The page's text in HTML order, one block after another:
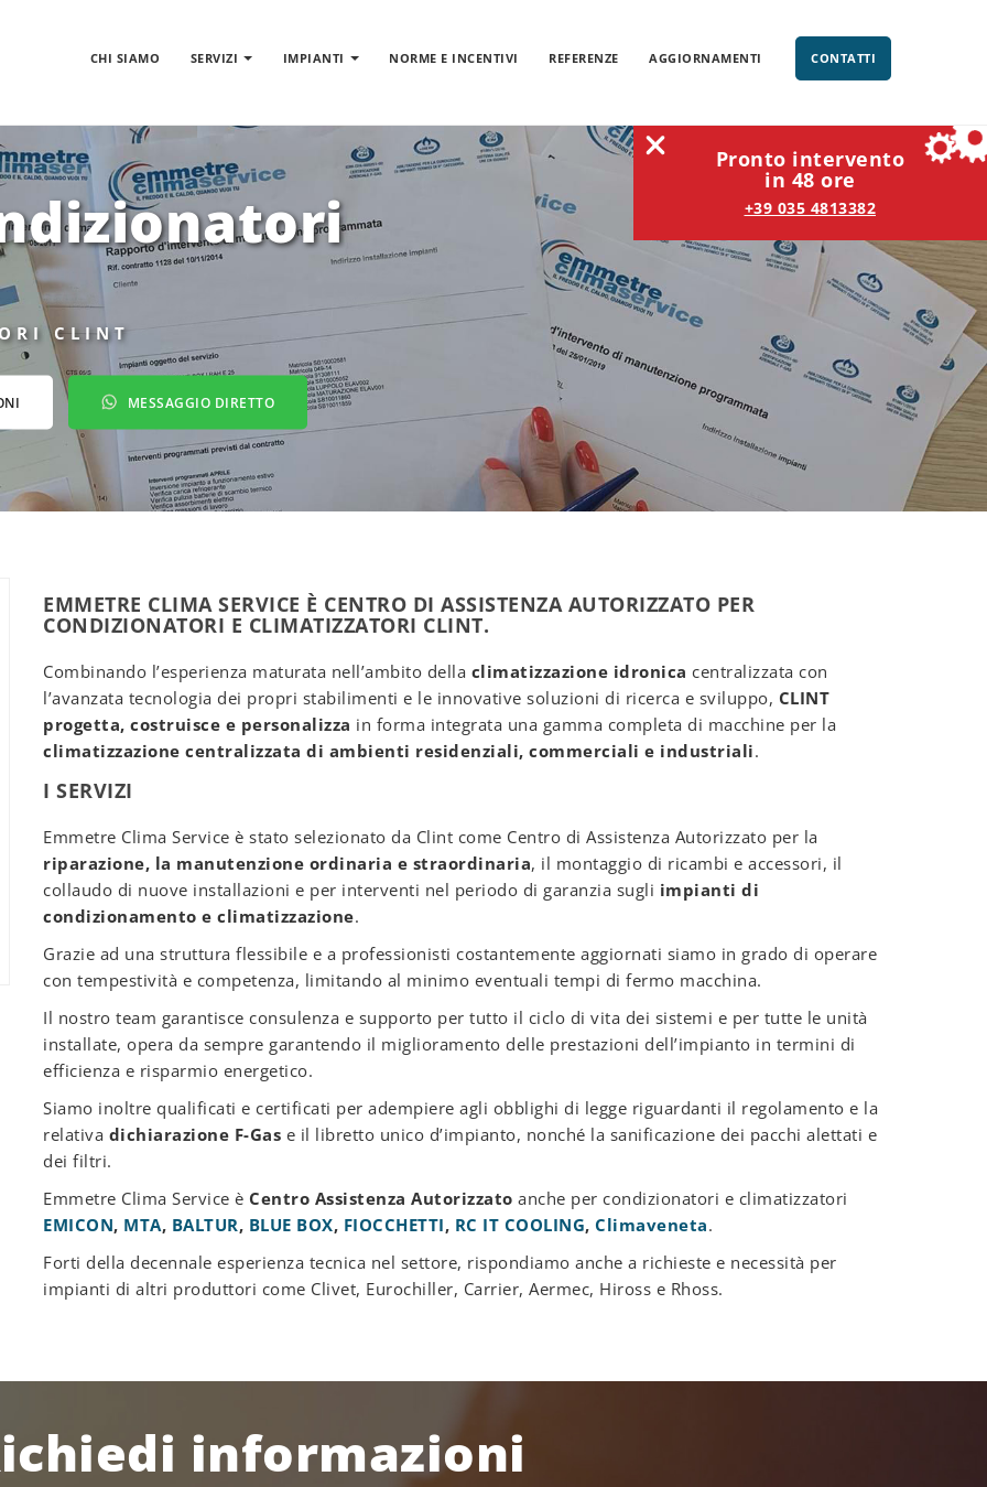
CHI SIAMO SERVIZI IMPIANTI NORME E INCENTIVI REFERENZE AGGIORNAMENTI CONTATTI
Pronto intervento
in 48 ore
+39 035 4813382
CLINT
MESSAGGIO DIRETTO
EMMETRE CLIMA SERVICE È CENTRO DI ASSISTENZA AUTORIZZATO PER
CONDIZIONATORI E CLIMATIZZATORI CLINT.
Combinando l’esperienza maturata nell’ambito della climatizzazione idronica centralizzata con
l’avanzata tecnologia dei propri stabilimenti e le innovative soluzioni di ricerca e sviluppo, CLINT
progetta, costruisce e personalizza in forma integrata una gamma completa di macchine per la
climatizzazione centralizzata di ambienti residenziali, commerciali e industriali.
I SERVIZI
Emmetre Clima Service è stato selezionato da Clint come Centro di Assistenza Autorizzato per la
riparazione, la manutenzione ordinaria e straordinaria, il montaggio di ricambi e accessori, il
collaudo di nuove installazioni e per interventi nel periodo di garanzia sugli impianti di
condizionamento e climatizzazione.
Grazie ad una struttura flessibile e a professionisti costantemente aggiornati siamo in grado di operare
con tempestività e competenza, limitando al minimo eventuali tempi di fermo macchina.
Il nostro team garantisce consulenza e supporto per tutto il ciclo di vita dei sistemi e per tutte le unità
installate, opera da sempre garantendo il miglioramento delle prestazioni dell’impianto in termini di
efficienza e risparmio energetico.
Siamo inoltre qualificati e certificati per adempiere agli obblighi di legge riguardanti il regolamento e la
relativa dichiarazione F-Gas e il libretto unico d’impianto, nonché la sanificazione dei pacchi alettati e
dei filtri.
Emmetre Clima Service è Centro Assistenza Autorizzato anche per condizionatori e climatizzatori
EMICON, MTA, BALTUR, BLUE BOX, FIOCCHETTI, RC IT COOLING, Climaveneta.
Forti della decennale esperienza tecnica nel settore, rispondiamo anche a richieste e necessità per
impianti di altri produttori come Clivet, Eurochiller, Carrier, Aermec, Hiross e Rhoss.
informazioni